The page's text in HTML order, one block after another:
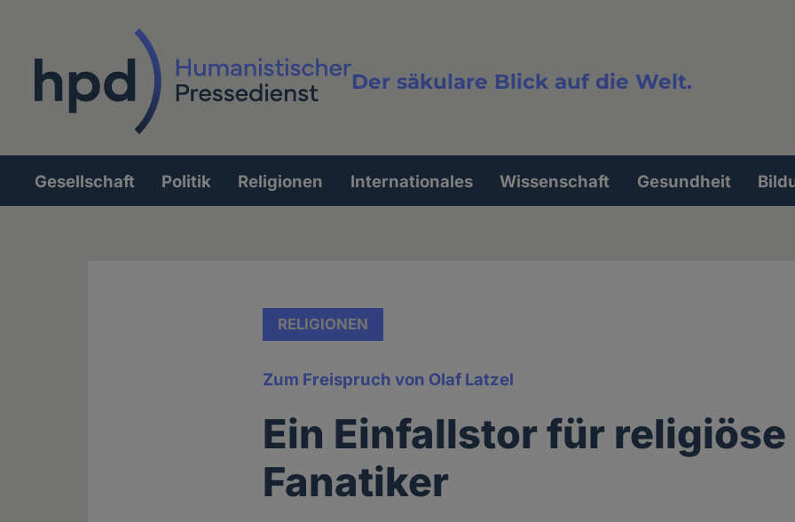
Der säkulare Blick auf die Welt.
Volltextsuche
Hauptnavigation
Gesellschaft Politik Religionen Internationales Wissenschaft Gesundheit
RELIGIONEN
Zum Freispruch von Olaf Latzel
Ein Einfallstor für religiöse
Fanatiker